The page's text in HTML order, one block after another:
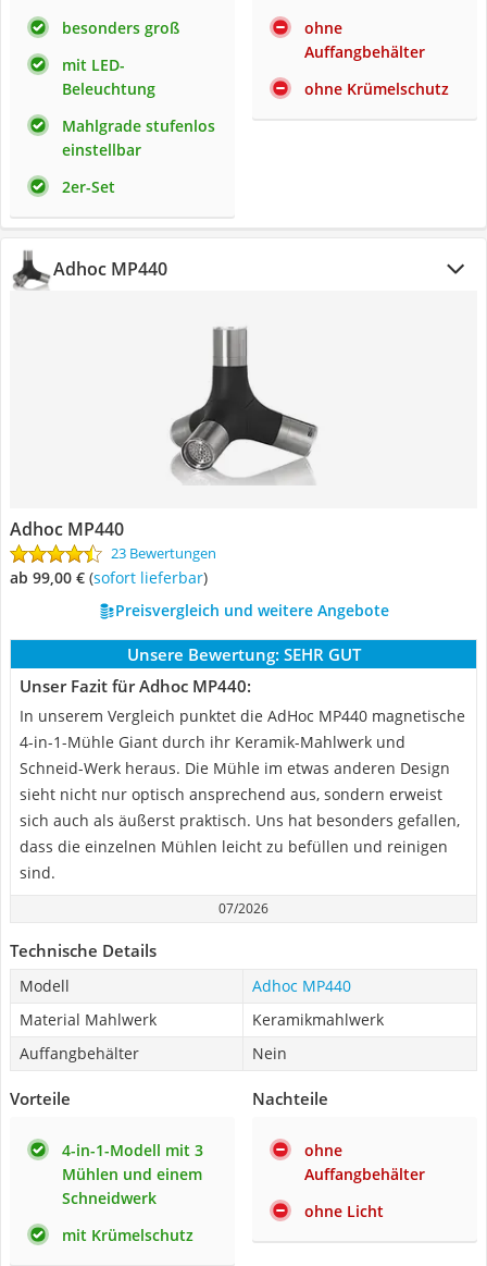
besonders groß
mit LED-
Beleuchtung
Mahlgrade stufenlos
einstellbar
2er-Set
ohne
Auffangbehälter
ohne Krümelschutz
Adhoc MP440
Adhoc MP440
23 Bewertungen
ab 99,00 € ( Sofort lieferbar)
Preisvergleich und weitere Angebote
Unsere Bewertung: SEHR GUT
Unser Fazit für Adhoc MP440:
In unserem Vergleich punktet die AdHoc MP440 magnetische
4-in-1-Mühle Giant durch ihr Keramik-Mahlwerk und
Schneid-Werk heraus. Die Mühle im etwas anderen Design
sieht nicht nur optisch ansprechend aus, sondern erweist
sich auch als äußerst praktisch. Uns hat besonders gefallen,
dass die einzelnen Mühlen leicht zu befüllen und reinigen
sind.
07/2026
Technische Details
Modell
Adhoc MP440
Material Mahlwerk
Keramikmahlwerk
Auffangbehälter
Nein
Vorteile
4-in-1-Modell mit 3
Mühlen und einem
Schneidwerk
mit Krümelschutz
Nachteile
ohne
Auffangbehälter
ohne Licht